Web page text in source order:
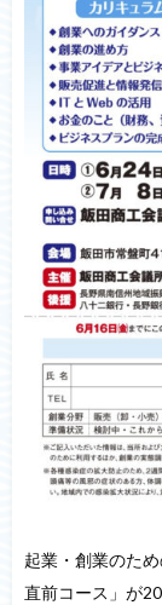
起業・創業のた
直前コース」が